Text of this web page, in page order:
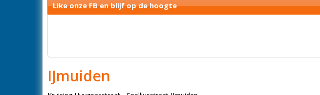
Like onze FB en blijf op de hoogte
IJmuiden